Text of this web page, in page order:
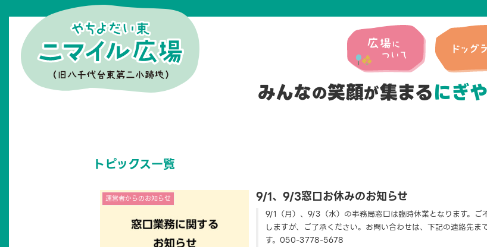
みんなの笑顔が集まるにぎ
運営者からのお知らせ 9/1、9/3窓口お休みのお知らせ
9/1（月）、9/3（水）の事務局窓口は臨時休業となります。ご
しますが、ご了承ください。お問い合わせは、下記の連絡先ま
す。050-3778-5678